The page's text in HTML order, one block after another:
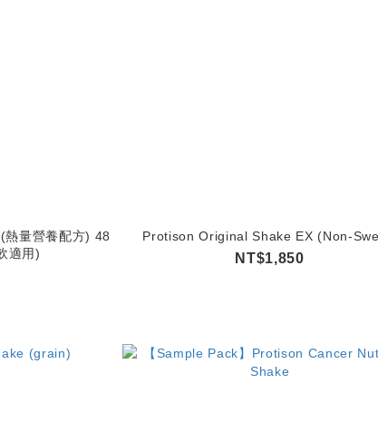
量營養配方) 48
適用)
Protison Original Shake EX (Non-
NT$1,850